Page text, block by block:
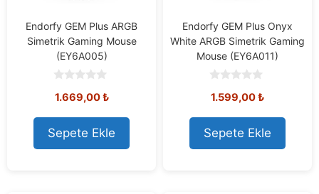
Endorfy GEM Plus ARGB
Simetrik Gaming Mouse
(EY6A005)
o
t
o
f
5
1.669,00₺
Sepete Ekle
Endorfy GEM Plus Onyx
White ARGB Simetrik Gaming
Mouse (EY6A011)
o
t
o
f
5
1.599,00₺
Sepete Ekle